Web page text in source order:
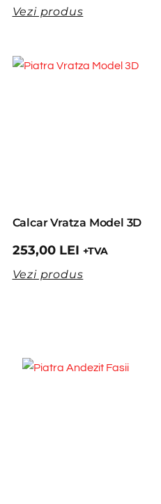
Vezi produs
Calcar Vratza Model 3D
253,00 LEI +TVA
Vezi produs